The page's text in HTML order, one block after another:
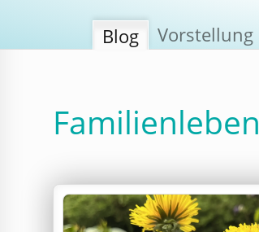
Blog Vorstellung
Familienleben